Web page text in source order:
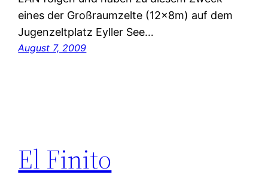
eines der Großraumzelte (12×8m) auf dem
Jugenzeltplatz Eyller See…
August 7, 2009
El Finito